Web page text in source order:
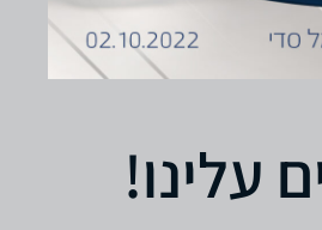
עלינו!